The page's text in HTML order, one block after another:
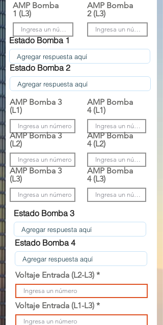
AMP Bomba
1 (L3)
AMP Bomba
2 (L3)
Estado Bomba 1
Estado Bomba 2
AMP Bomba 3
(L1)
AMP Bomba 3
(L2)
AMP Bomba 3
(L3)
AMP Bomba
4 (L1)
AMP Bomba
4 (L2)
AMP Bomba
4 (L3)
Estado Bomba 3
Estado Bomba 4
Voltaje Entrada (L2-L3)
Voltaje Entrada (L1-L3)